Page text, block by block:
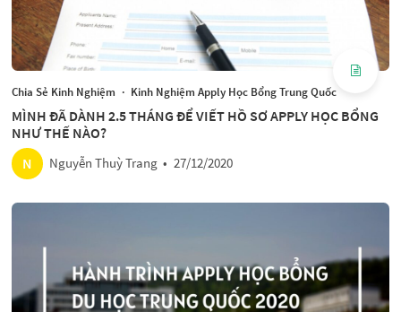
Chia Sẻ Kinh Nghiệm · Kinh Nghiệm Apply Học Bổng Trung Quốc
MÌNH ĐÃ DÀNH 2.5 THÁNG ĐỂ VIẾT HỒ SƠ APPLY HỌC BỔNG
NHƯ THẾ NÀO?
N
Nguyễn Thuỳ Trang • 27/12/2020